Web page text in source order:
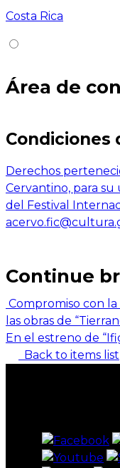
Costa Rica
Área de
Condiciones
Derechos
Cervantino, para
del Festival
Continue
Compromiso con
las obras de
En el estreno de
Back to items list